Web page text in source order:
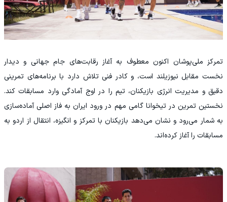
تمرکز ملی‌پوشان اکنون معطوف به آغاز رقابت‌های جام جهانی و دیدار
نخست مقابل نیوزیلند است، و کادر فنی تلاش دارد با برنامه‌های تمرینی
دقیق و مدیریت انرژی بازیکنان، تیم را در اوج آمادگی وارد مسابقات کند.
نخستین تمرین در تیخوانا گامی مهم در ورود ایران به فاز اصلی آماده‌سازی
به شمار می‌رود و نشان می‌دهد بازیکنان با تمرکز و انگیزه، انتقال از اردو به
مسابقات را آغاز کرده‌اند.